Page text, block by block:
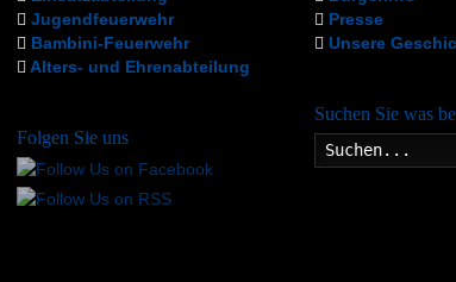
Jugendfeuerwehr
Bambini-Feuerwehr
Alters- und Ehrenabteilung
Folgen Sie uns
Presse
Unsere
Suchen Sie was